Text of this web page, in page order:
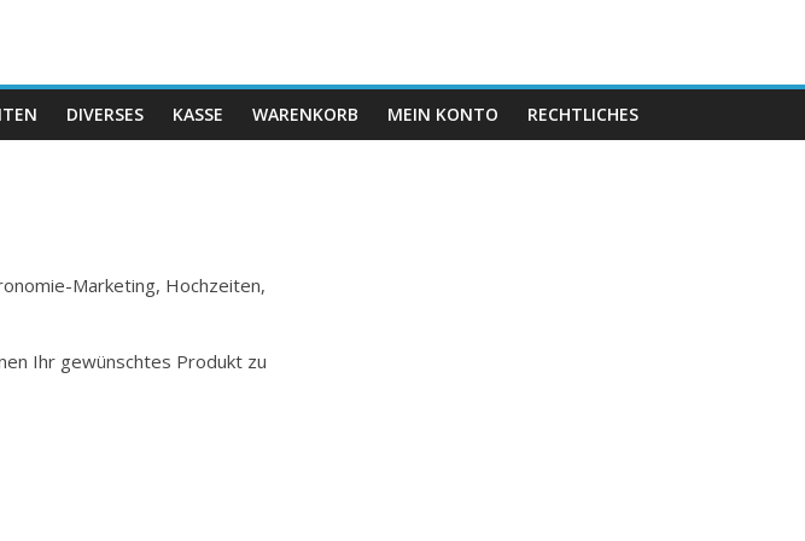
DIVERSES KASSE WARENKORB MEIN KONTO RECHTLICHES
Marketing, Hochzeiten,
Ihr gewünschtes Produkt zu